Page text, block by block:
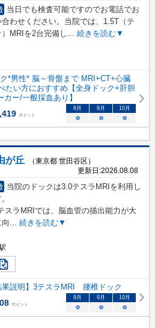
当日でも検査可能ですのでお電話でお
合わせください。当院では、1.5T（テ
）MRIを2台完備し
続きを読む▼
*男性* 脳～骨盤まで MRI+CT+心臓
たい方におすすめ【全身ドック+肝胆
ー/一般採血あり】
ポイント
8 月 9 月 10月
○ ○ ○
が丘
（東京都 世田谷区）
更新日:2026.08.08
当院のドックは3.0テスラMRIを利用し
スラMRIでは、脳血管の描出能力が大
... 続きを読む▼
果説明】3テスラMRI 腰椎ドック
ポイント
8月 9月 10月
○ ○ ○